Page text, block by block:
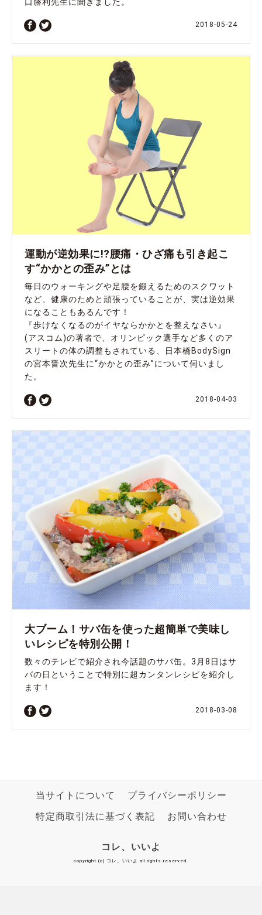
2018-05-24
運動が逆効果に!?腰痛・ひざ痛も引き起こ
す“かかとの歪み”とは
毎日のウォーキングや足腰を鍛えるためのスクワット
など、健康のためと頑張っていることが、実は逆効果
になることもあるんです！
『歩けなくなるのがイヤならかかとを整えなさい』
(アスコム)の著者で、オリンピック選手など多くのア
スリートの体の調整もされている、日本橋BodySign
の宮本晋次先生に“かかとの歪み”について伺いまし
た。
2018-04-03
大ブーム！サバ缶を使った超簡単で美味し
いレシピを特別公開！
数々のテレビで紹介され今話題のサバ缶。3月8日はサ
バの日ということで特別に超カンタンレシピを紹介し
ます！
2018-03-08
当サイトについて
プライバシーポリシー
特定商取引法に基づく表記
お問い合わせ
コレ、いいよ
copyright (c) コレ、いいよ all rights reserved.